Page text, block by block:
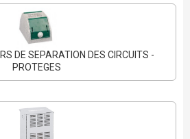
DE SEPARATION DES CIRCUITS -
PROTEGES